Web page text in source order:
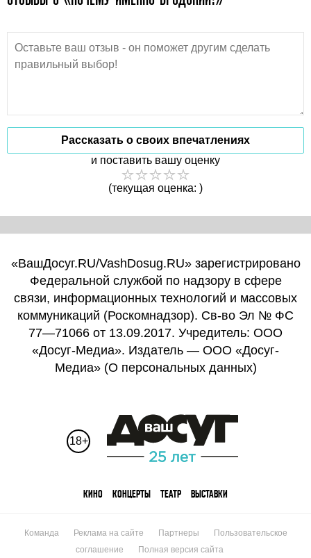
Рассказать о своих впечатлениях
и поставить вашу оценку
(текущая оценка: )
«ВашДосуг.RU/VashDosug.RU» зарегистрировано
Федеральной службой по надзору в сфере
связи, информационных технологий и массовых
коммуникаций (Роскомнадзор). Св-во Эл № ФС
77—71066 от 13.09.2017. Учредитель: ООО
«Досуг-Медиа». Издатель — ООО «Досуг-
Медиа» (О персональных данных)
18+
КИНО КОНЦЕРТЫ ТЕАТР ВЫСТАВКИ
Команда Реклама на сайте Партнеры
Пользовательское
соглашение
Полная версия сайта